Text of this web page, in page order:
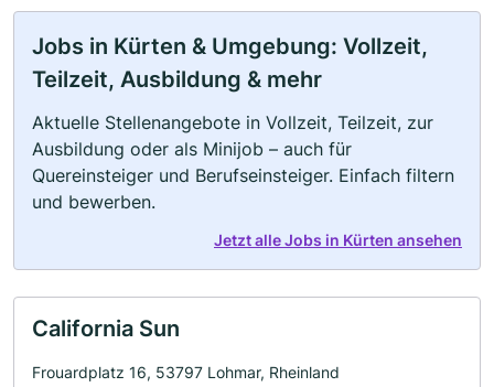
Jobs in Kürten & Umgebung: Vollzeit,
Teilzeit, Ausbildung & mehr
Aktuelle Stellenangebote in Vollzeit, Teilzeit, zur
Ausbildung oder als Minijob – auch für
Quereinsteiger und Berufseinsteiger. Einfach filtern
und bewerben.
Jetzt alle Jobs in Kürten ansehen
California Sun
Frouardplatz 16, 53797 Lohmar, Rheinland